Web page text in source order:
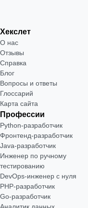
Хекслет
О нас
Отзывы
Справка
Блог
Вопросы и ответы
Глоссарий
Карта сайта
Профессии
Python-разработчик
Фронтенд-разработчик
Java-разработчик
Инженер по ручному
тестированию
DevOps-инженер с нуля
РНР-разработчик
Go-разработчик